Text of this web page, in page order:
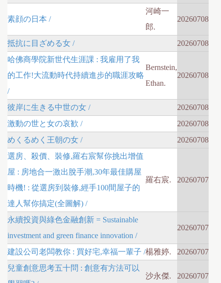
素顔の日本 /
河崎一
郎.
20260708
抵抗に目ざめる女 /
20260708
哈佛商學院新世代生涯課 : 我雇用了我
的工作!大流動時代持續進步的職涯攻略
/
Bernstein,
Ethan.
20260708
彼岸に生きる中世の女 /
20260708
激動の世と女の哀歓 /
20260708
めくるめく王朝の女 /
20260708
選房、殺價、裝修,羅右宸幫你挑出增值
屋 : 房地合一激出脫手潮,30年最佳購屋
時機! : 從選房到裝修,經手100間屋子的
達人幫你搞定(全圖解) /
羅右宸. 20260707
永續投資與綠色金融創新 = Sustainable
investment and green finance innovation /
20260707
建設公司老闆教你 : 買好宅,幸福一輩子 /楊雅婷.
20260707
兒童創意思考五十問 : 創意有方法可以
沙永傑. 20260707